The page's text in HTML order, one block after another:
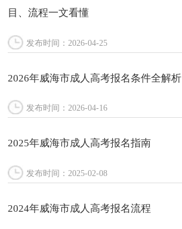
目、流程一文看懂
发布时间：2026-04-25
2026年威海市成人高考报名条件全解析
发布时间：2026-04-16
2025年威海市成人高考报名指南
发布时间：2025-02-08
2024年威海市成人高考报名流程